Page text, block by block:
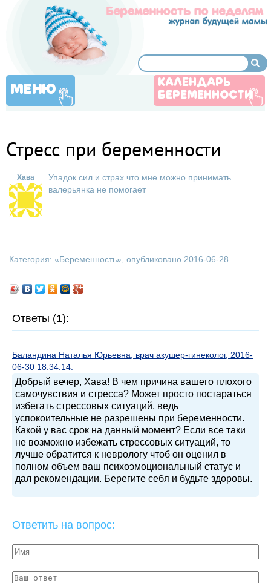
МЕНЮ
КАЛЕНДАРЬ
БЕРЕМЕННОСТИ
Стресс при беременности
Хава
Упадок сил и страх что мне можно принимать
валерьянка не помогает
Категория: «Беременность», опубликовано 2016-06-28
Ответы (1):
Баландина Наталья Юрьевна, врач акушер-гинеколог, 2016-
06-30 18:34:14:
Добрый вечер, Хава! В чем причина вашего плохого
самочувствия и стресса? Может просто постараться
избегать стрессовых ситуаций, ведь
успокоительные не разрешены при беременности.
Какой у вас срок на данный момент? Если все таки
не возможно избежать стрессовых ситуаций, то
лучше обратится к неврологу чтоб он оценил в
полном объем ваш психоэмоциональный статус и
дал рекомендации. Берегите себя и будьте здоровы.
Ответить на вопрос: